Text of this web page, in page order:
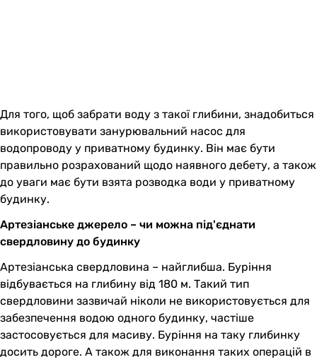
Для того, щоб забрати воду з такої глибини, знадобиться
використовувати занурювальний насос для
водопроводу у приватному будинку. Він має бути
правильно розрахований щодо наявного дебету, а також
до уваги має бути взята розводка води у приватному
будинку.
Артезіанське джерело – чи можна під'єднати
свердловину до будинку
Артезіанська свердловина – найглибша. Буріння
відбувається на глибину від 180 м. Такий тип
свердловини зазвичай ніколи не використовується для
забезпечення водою одного будинку, частіше
застосовується для масиву. Буріння на таку глибинку
досить дороге. А також для виконання таких операцій в